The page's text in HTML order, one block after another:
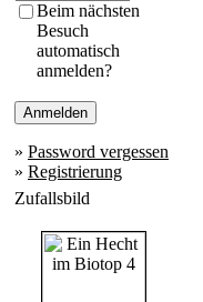
Beim nächsten
Besuch
automatisch
anmelden?
» Password vergessen
» Registrierung
Zufallsbild